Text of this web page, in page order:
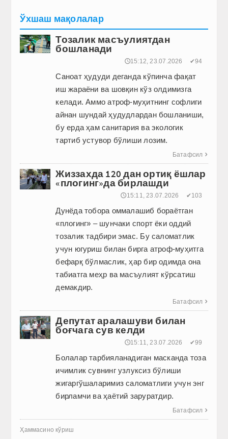
Ўхшаш мақолалар
Тозалик масъулиятдан
бошланади
🕔15:12, 23.07.2026 ✔94
Саноат ҳудуди деганда кўпинча фақат
иш жараёни ва шовқин кўз олдимизга
келади. Аммо атроф-муҳитнинг софлиги
айнан шундай ҳудудлардан бошланиши,
бу ерда ҳам санитария ва экологик
тартиб устувор бўлиши лозим.
Батафсил 
Жиззахда 120 дан ортиқ ёшлар
«плогинг»да бирлашди
🕔15:11, 23.07.2026 ✔103
Дунёда тобора оммалашиб бораётган
«плогинг» – шунчаки спорт ёки оддий
тозалик тадбири эмас. Бу саломатлик
учун югуриш билан бирга атроф-муҳитга
бефарқ бўлмаслик, ҳар бир одимда она
табиатга меҳр ва масъулият кўрсатиш
демакдир.
Батафсил 
Депутат аралашуви билан
боғчага сув келди
🕔15:11, 23.07.2026 ✔99
Болалар тарбияланадиган мас­канда тоза
ичимлик сувнинг узлуксиз бўлиши
жигаргўшаларимиз саломатлиги учун энг
бирламчи ва ҳаётий заруратдир.
Батафсил 
Ҳаммасино кўриш